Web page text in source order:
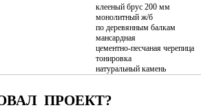
клееный брус 200 мм
монолитный ж/б
по деревянным балкам
мансардная
цементно-песчаная черепица
тонировка
натуральный камень
ПРОЕКТ?